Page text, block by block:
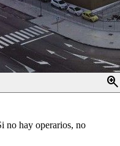
zoom_in
no hay operarios, no